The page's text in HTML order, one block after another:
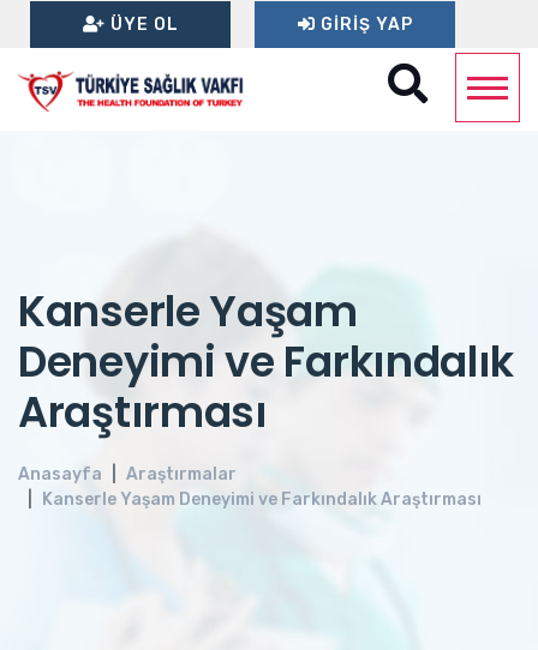
ÜYE OL GIRIŞ YAP
Kanserle Yaşam
Deneyimi ve Farkındalık
Araştırması
Anasayfa
Araştırmalar
Kanserle Yaşam Deneyimi ve Farkındalık Araştırması